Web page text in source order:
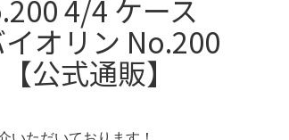
4/4 ケース
オリン No.200
公式通販】